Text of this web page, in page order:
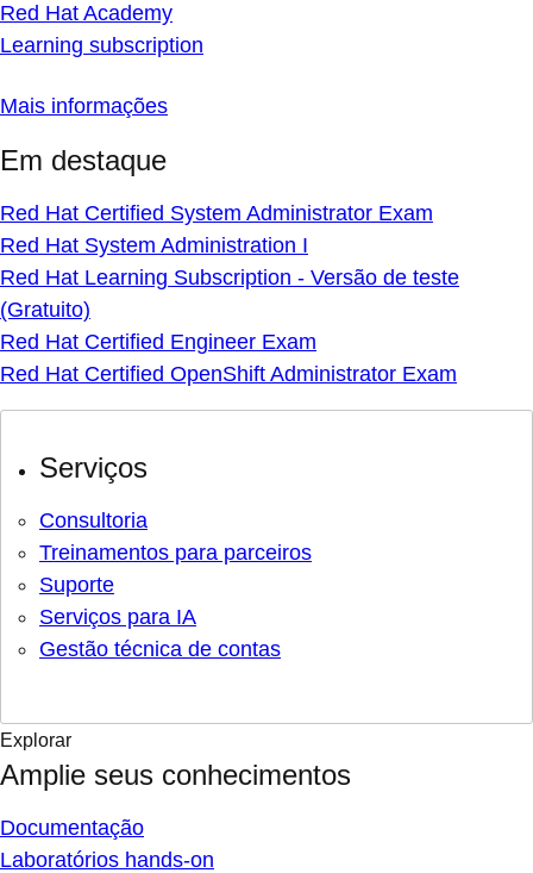
Red Hat Academy
Learning subscription
Mais informações
Em destaque
Red Hat Certified System Administrator Exam
Red Hat System Administration I
Red Hat Learning Subscription - Versão de teste
(Gratuito)
Red Hat Certified Engineer Exam
Red Hat Certified OpenShift Administrator Exam
Serviços
Consultoria
Treinamentos para parceiros
Suporte
Serviços para IA
Gestão técnica de contas
Explorar
Amplie seus conhecimentos
Documentação
Laboratórios hands-on